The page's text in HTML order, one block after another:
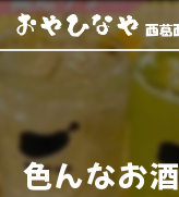
色んなお